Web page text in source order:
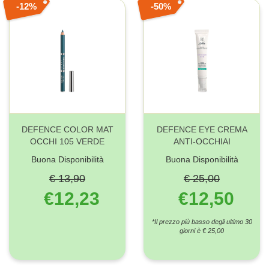
DEFENCE COLOR MAT
OCCHI 105 VERDE
Buona Disponibilità
12%
€ 13,90
€12,23
DEFENCE EYE CREMA
ANTI-OCCHIAI
Buona Disponibilità
50%
€ 25,00
€12,50
*Il prezzo più basso degli ultimo 30
giorni è € 25,00